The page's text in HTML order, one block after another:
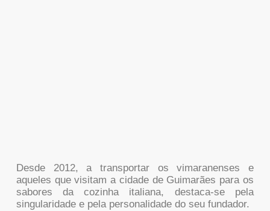
Desde 2012, a transportar os vimaranenses e
aqueles que visitam a cidade de Guimarães para os
sabores da cozinha italiana, destaca-se pela
singularidade e pela personalidade do seu fundador.